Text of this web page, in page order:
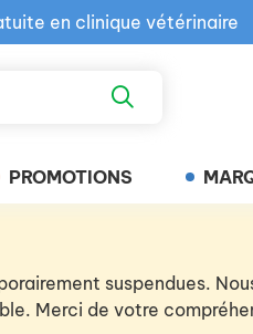
en clinique vétérinaire
gratuit en clinique
PROMOTIONS
suspendues.
Merci de votre